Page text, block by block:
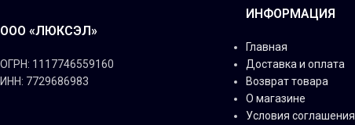
ООО «ЛЮКСЭЛ»
ОГРН: 1117746559160
ИНН: 7729686983
ИНФОРМАЦИЯ
Главная
Доставка и оплата
Возврат товара
О магазине
Условия соглашения